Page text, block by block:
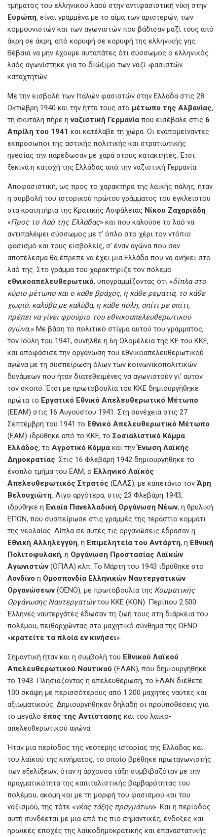
τμήματος του ελληνικού λαού στην αντιφασιστική νίκη στην
Ευρώπη, είναι γραμμένα με το αίμα των αριστερών, των
κομμουνιστών και των αγωνιστών που βάδισαν μαζί τους από
άκρη σε άκρη, από κορυφή σε κορυφή της ελληνικής γης.
Βέβαια να μην έχουμε αυταπάτες ότι σύσσωμος ο ελληνικός
λαός αγωνίστηκε για το διώξιμο των ναζί-φασιστών
καταχτητών.
Με την εισβολή των Ιταλών φασιστών στην Ελλάδα στις 28
Οκτώβρη 1940 και την ήττα τους στο μέτωπο της Αλβανίας,
τη σκυτάλη πήρε ηναζιστική Γερμανία που εισέβαλε στις 6
Απρίλη του 1941 και κατέλαβε τη χώρα. Οι εναπομείναντες
εκπρόσωποι της αστικής πολιτικής και στρατιωτικής
ηγεσίας την παρέδωσαν με χαρά στους κατακτητές. Έτσι
ξεκινά η κατοχή της Ελλάδας από την ναζιστική Γερμανία.
Αποφασιστική, ως προς το χαρακτήρα της λαϊκής πάλης, ήταν
η συμβολή του ιστορικού πρώτου γράμματος του έγκλειστου
στα κρατητήρια της Κρατικής Ασφάλειας Νίκου Ζαχαριάδη
«Προς το Λαό της Ελλάδας» και που καλούσε το λαό να
αντιπαλέψει σύσσωμος με τ’ όπλο στο χέρι τον ντόπιο
φασισμό και τους εισβολείς, σ’ έναν αγώνα που σαν
αποτέλεσμα θα έπρεπε να έχει μια Ελλάδα που να ανήκει στο
λαό της. Στο γράμμα του χαρακτήριζε τον πόλεμο
εθνικοαπελευθερωτικό, υπογραμμίζοντας ότι «δίπλα στο
κύριο μέτωπο και ο κάθε βράχος, η κάθε ρεματιά, το κάθε
χωριό, καλύβα με καλύβα, η κάθε πόλη, σπίτι με σπίτι,
πρέπει να γίνει φρούριο του εθνικοαπελευθερωτικού
αγώνα.» Με βάση το πολιτικό στίγμα αυτού του γράμματος,
τον Ιούλη του 1941, συνήλθε η 6η Ολομέλεια της ΚΕ του ΚΚΕ,
και αποφάσισε την οργάνωση του εθνικοαπελευθερωτικού
αγώνα με τη συσπείρωση όλων των κοινωνικοπολιτικών
δυνάμεων που ήταν διατεθειμένες να αγωνιστούν γι’ αυτόν
τον σκοπό. Έτσι με πρωτοβουλία του ΚΚΕ δημιουργήθηκε
πρώτα το Εργατικό Εθνικό Απελευθερωτικό Μέτωπο
(ΕΕΑΜ) στις 16 Αυγούστου 1941. Στη συνέχεια στις 27
Σεπτέμβρη του 1941 το Εθνικό Απελευθερωτικό Μέτωπο
(ΕΑΜ) ιδρύθηκε από το ΚΚΕ, το Σοσιαλιστικό Κόμμα
Ελλάδος, το Αγροτικό Κόμμα και τηνΈνωση Λαϊκής
Δημοκρατίας. Στις 16 Φλεβάρη 1942 δημιουργήθηκε το
ένοπλο τμήμα του ΕΑΜ, ο Ελληνικό Λαϊκός
Απελευθερωτικός Στρατός (ΕΛΑΣ), με καπετάνιο τον Άρη
Βελουχιώτη. Λίγο αργότερα, στις 23 Φλεβάρη 1943,
ιδρύθηκε η Ενιαία Πανελλαδική Οργάνωση Νέων, η θρυλική
ΕΠΟΝ, που συσπείρωσε στις γραμμές της τεράστιο κομμάτι
της νεολαίας. Δίπλα σε αυτές τις οργανώσεις έδρασαν η
Εθνική Αλληλεγγύη, η Επιμελητεία του Αντάρτη, η Εθνική
Πολιτοφυλακή, η Οργάνωση Προστασίας Λαϊκών
Αγωνιστών(ΟΠΛΑ) κλπ. Το Μάρτη του 1943 ιδρύθηκε στο
Λονδίνο η Ομοσπονδία Ελληνικών Ναυτεργατικών
Οργανώσεων(ΟΕΝΟ), με πρωτοβουλία της Κομματικής
Οργάνωσης Ναυτεργατώντου ΚΚΕ (ΚΟΝ). Περίπου 2.500
Έλληνες ναυτεργάτες έδωσαν τη ζωή τους στη διάρκεια του
πολέμου, πειθαρχώντας στο μαχητικό σύνθημα της ΟΕΝΟ
«κρατείτε τα πλοία εν κινήσει».
Σημαντική ήταν και η συμβολή του Εθνικού Λαϊκού
Απελευθερωτικού Ναυτικού (ΕΛΑΝ), που δημιουργήθηκε
το 1943. Πλησιάζοντας η απελευθέρωση, το ΕΛΑΝ διέθετε
100 σκάφη με περισσότερους από 1.200 μαχητές ναύτες και
αξιωματικούς. Δημιουργήθηκαν δηλαδή οι προϋποθέσεις για
το μεγάλο έπος της Αντίστασης και του λαϊκο-
απελευθερωτικού αγώνα.
Ήταν μια περίοδος της νεότερης ιστορίας της Ελλάδας και
του λαϊκού της κινήματος, το οποίο βρέθηκε πρωταγωνιστής
των εξελίξεων, όταν η άρχουσα τάξη συμβιβαζόταν με την
πραγματικότητα της καπιταλιστικής βαρβαρότητας του
πολέμου, ακόμη και με τη μορφή του φασισμού και του
ναζισμού, της τότε «νέας τάξης πραγμάτων». Και η περίοδος
αυτή συνδέεται με μια από τις πιο σημαντικές, ένδοξες και
ηρωικές εποχές της λαϊκοδημοκρατικής και επαναστατικής